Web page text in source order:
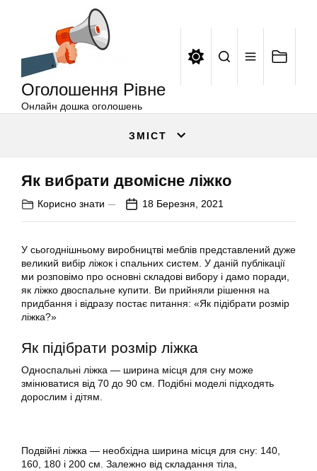
Оголошення Рівне
Онлайн дошка оголошень
ЗМІСТ
Як вибрати двомісне ліжко
Корисно знати 18 Березня, 2021
У сьогоднішньому виробництві меблів представлений дуже
великий вибір ліжок і спальних систем. У даній публікації
ми розповімо про основні складові вибору і дамо поради,
як ліжко двоспальне купити. Ви прийняли рішення на
придбання і відразу постає питання: «Як підібрати розмір
ліжка?»
Як підібрати розмір ліжка
Односпальні ліжка — ширина місця для сну може
змінюватися від 70 до 90 см. Подібні моделі підходять
дорослим і дітям.
Подвійні ліжка — необхідна ширина місця для сну: 140,
160, 180 і 200 см. Залежно від складання тіла,